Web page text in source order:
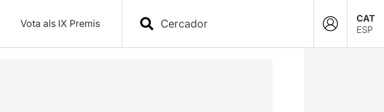
Vota als IX Premis
CAT
ESP